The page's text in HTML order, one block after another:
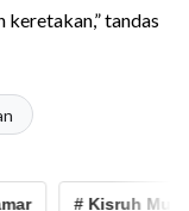
tandas
# Kisruh